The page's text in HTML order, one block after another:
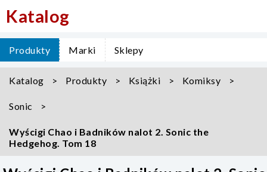
Katalog
Produkty Marki Sklepy
Katalog Produkty Książki Komiksy
Sonic
Wyścigi Chao i Badników nalot 2. Sonic the
Hedgehog. Tom 18